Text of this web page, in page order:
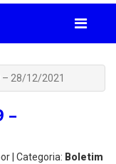
– 28/12/2021
–
| Categoria: Boletim